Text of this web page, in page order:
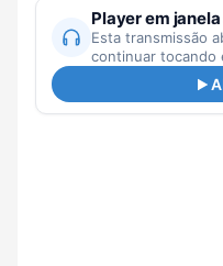
Player em
Esta transmissão
continuar tocando